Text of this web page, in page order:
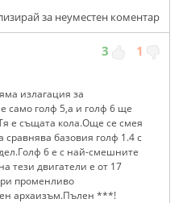
за неуместен коментар
3 1
излагация за
само голф 5,а и голф 6 ще
е същата кола.Още се смея
базовия голф 1.4 с
6 е с най-смешните
тези двигатели е от 17
променливо
архаизъм.Пълен ***!